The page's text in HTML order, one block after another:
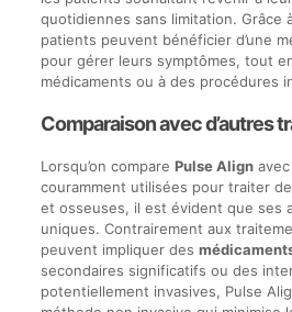
quotidiennes sans limitation. Grâce
patients peuvent bénéficier d’une
pour gérer leurs symptômes, tout
médicaments ou à des procédures
Comparaison avec d’autres
Lorsqu’on compare Pulse Alignavec
couramment utilisées pour traiter
et osseuses, il est évident que ses
uniques. Contrairement aux
peuvent impliquer des
secondaires significatifs ou des
potentiellement invasives, Pulse